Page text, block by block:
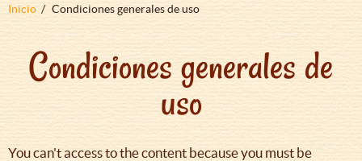
Sobrescribir
ayuda
navegación
Inicio Condiciones generales de uso
Condiciones generales de
uso
You can't access to the content because you must be